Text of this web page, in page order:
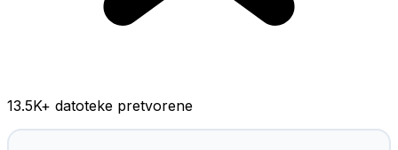
13.5K+ datoteke pretvorene